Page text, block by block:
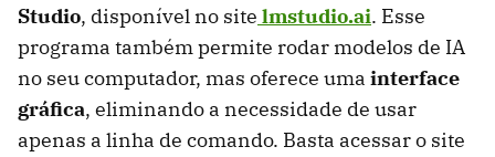
Studio, disponível no site lmstudio.ai. Esse
programa também permite rodar modelos de IA
no seu computador, mas oferece uma interface
gráfica, eliminando a necessidade de usar
apenas a linha de comando. Basta acessar o site